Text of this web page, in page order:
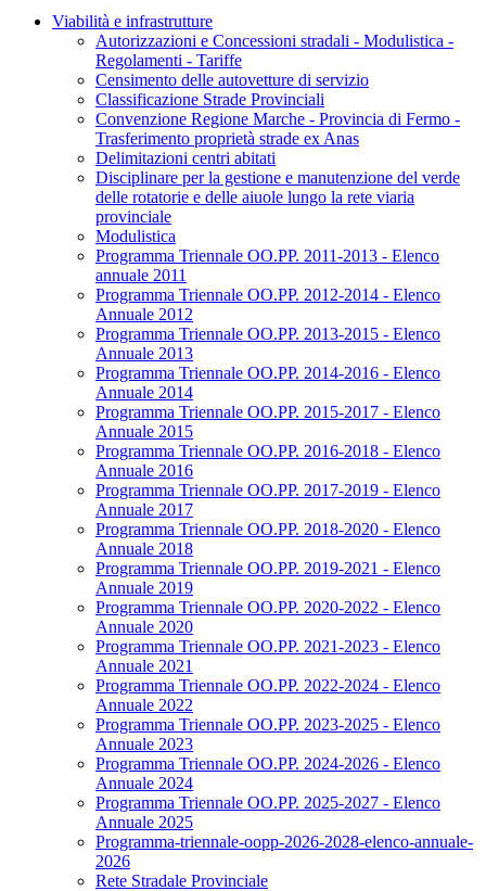
Viabilità e infrastrutture
Autorizzazioni e Concessioni stradali - Modulistica -
Regolamenti - Tariffe
Censimento delle autovetture di servizio
Classificazione Strade Provinciali
Convenzione Regione Marche - Provincia di Fermo -
Trasferimento proprietà strade ex Anas
Delimitazioni centri abitati
Disciplinare per la gestione e manutenzione del verde
delle rotatorie e delle aiuole lungo la rete viaria
provinciale
Modulistica
Programma Triennale OO.PP. 2011-2013 - Elenco
annuale 2011
Programma Triennale OO.PP. 2012-2014 - Elenco
Annuale 2012
Programma Triennale OO.PP. 2013-2015 - Elenco
Annuale 2013
Programma Triennale OO.PP. 2014-2016 - Elenco
Annuale 2014
Programma Triennale OO.PP. 2015-2017 - Elenco
Annuale 2015
Programma Triennale OO.PP. 2016-2018 - Elenco
Annuale 2016
Programma Triennale OO.PP. 2017-2019 - Elenco
Annuale 2017
Programma Triennale OO.PP. 2018-2020 - Elenco
Annuale 2018
Programma Triennale OO.PP. 2019-2021 - Elenco
Annuale 2019
Programma Triennale OO.PP. 2020-2022 - Elenco
Annuale 2020
Programma Triennale OO.PP. 2021-2023 - Elenco
Annuale 2021
Programma Triennale OO.PP. 2022-2024 - Elenco
Annuale 2022
Programma Triennale OO.PP. 2023-2025 - Elenco
Annuale 2023
Programma Triennale OO.PP. 2024-2026 - Elenco
Annuale 2024
Programma Triennale OO.PP. 2025-2027 - Elenco
Annuale 2025
Programma-triennale-oopp-2026-2028-elenco-annuale-
2026
Rete Stradale Provinciale